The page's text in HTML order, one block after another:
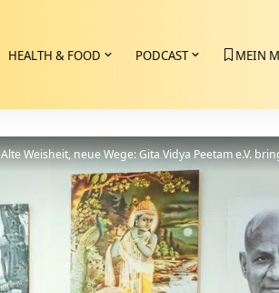
HEALTH & FOOD PODCAST MEIN
Alte Weisheit, neue Wege: Gita Vidya Peetam e.V.